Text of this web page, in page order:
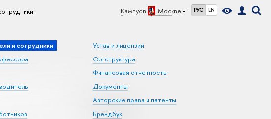
Кампус в Москве РУС EN
и сотрудники
Устав и лицензии
Оргструктура
Финансовая отчетность
Документы
Авторские права и патенты
Брендбук